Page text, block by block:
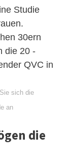
Studie
30ern
die 20 -
QVC in
sich die
an
die